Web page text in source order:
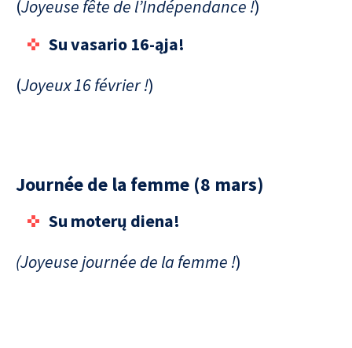
(Joyeuse fête de l’Indépendance !)
Su vasario 16-ąja!
(Joyeux 16 février !)
Journée de la femme (8 mars)
Su moterų diena!
(Joyeuse journée de la femme !)